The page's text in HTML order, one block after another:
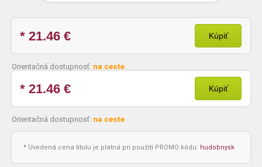
* 21.46 € Kúpiť
Orientačná dostupnosť: na ceste
* 21.46 € Kúpiť
Orientačná dostupnosť: na ceste
* Uvedená cena titulu je platná pri použití PROMO kódu: hudobnysk